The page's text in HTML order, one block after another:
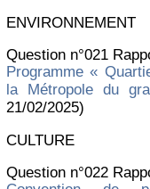
ENVIRONNEMENT
Question n°021
Programme «
la Métropole du
21/02/2025)
CULTURE
Question n°022